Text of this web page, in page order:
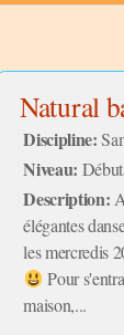
Natural
Discipline:
Niveau:
Description:
élégantes
les mercredis
Pour
maison,...